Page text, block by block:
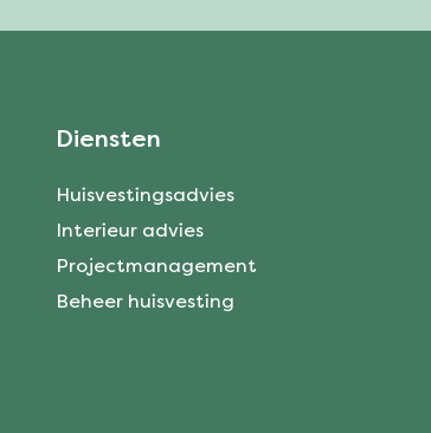
Diensten
Huisvestingsadvies
Interieur advies
Projectmanagement
Beheer huisvesting